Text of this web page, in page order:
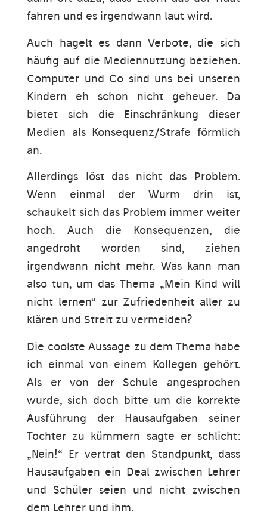
fahren und es irgendwann laut wird.
Auch hagelt es dann Verbote, die sich
häufig auf die Mediennutzung beziehen.
Computer und Co sind uns bei unseren
Kindern eh schon nicht geheuer. Da
bietet sich die Einschränkung dieser
Medien als Konsequenz/Strafe förmlich
an.
Allerdings löst das nicht das Problem.
Wenn einmal der Wurm drin ist,
schaukelt sich das Problem immer weiter
hoch. Auch die Konsequenzen, die
angedroht worden sind, ziehen
irgendwann nicht mehr. Was kann man
also tun, um das Thema „Mein Kind will
nicht lernen“ zur Zufriedenheit aller zu
klären und Streit zu vermeiden?
Die coolste Aussage zu dem Thema habe
ich einmal von einem Kollegen gehört.
Als er von der Schule angesprochen
wurde, sich doch bitte um die korrekte
Ausführung der Hausaufgaben seiner
Tochter zu kümmern sagte er schlicht:
„Nein!“ Er vertrat den Standpunkt, dass
Hausaufgaben ein Deal zwischen Lehrer
und Schüler seien und nicht zwischen
dem Lehrer und ihm.